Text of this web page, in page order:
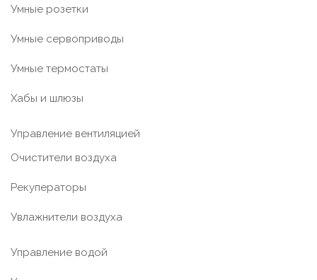
Умные розетки
Умные сервоприводы
Умные термостаты
Хабы и шлюзы
Управление вентиляцией
Очистители воздуха
Рекуператоры
Увлажнители воздуха
Управление водой